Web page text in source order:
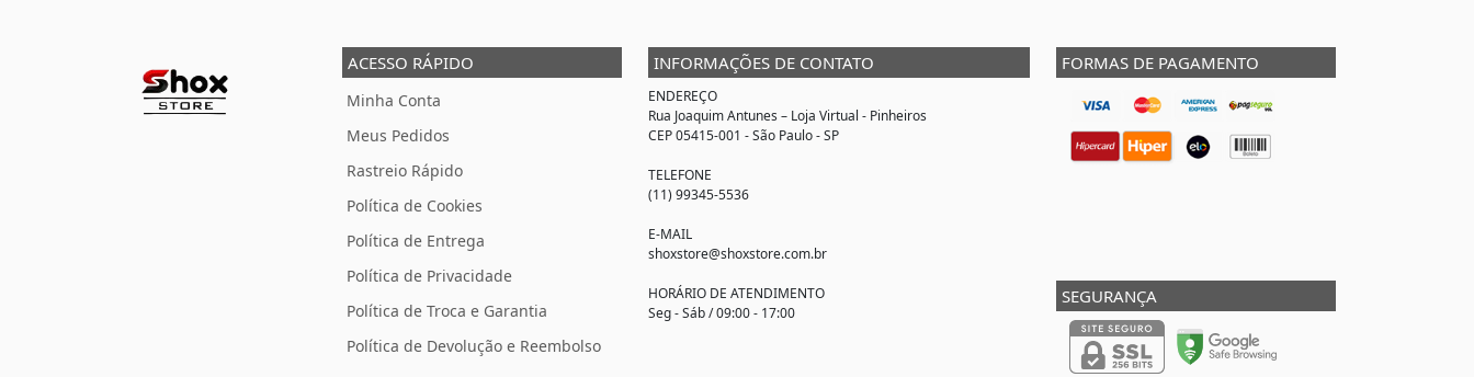
ACESSO RÁPIDO
Minha Conta
Meus Pedidos
Rastreio Rápido
Política de Cookies
Política de Entrega
Política de Privacidade
Política de Troca e Garantia
Política de Devolução e Reembolso
INFORMAÇÕES DE CONTATO
ENDEREÇO
Rua Joaquim Antunes – Loja Virtual - Pinheiros
CEP 05415-001 - São Paulo - SP
TELEFONE
(11) 99345-5536
E-MAIL
shoxstore@shoxstore.com.br
HORÁRIO DE ATENDIMENTO
Seg - Sáb / 09:00 - 17:00
FORMAS DE PAGAMENTO
SEGURANÇA